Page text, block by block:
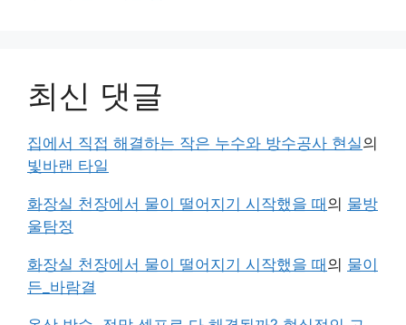
최신 댓글
집에서 직접 해결하는 작은 누수와 방수공사 현실의
빛바랜 타일
화장실 천장에서 물이 떨어지기 시작했을 때 의 물방
울탐정
화장실 천장에서 물이 떨어지기 시작했을 때 의 물이
든_바람결